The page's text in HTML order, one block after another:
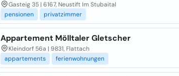
Gasteig 35 | 6167, Neustift Im Stubaital
pensionen
privatzimmer
Appartement Mölltaler Gletscher
Kleindorf 56a | 9831, Flattach
appartements
ferienwohnungen